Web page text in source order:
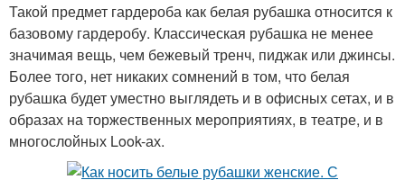
Такой предмет гардероба как белая рубашка относится к
базовому гардеробу. Классическая рубашка не менее
значимая вещь, чем бежевый тренч, пиджак или джинсы.
Более того, нет никаких сомнений в том, что белая
рубашка будет уместно выглядеть и в офисных сетах, и в
образах на торжественных мероприятиях, в театре, и в
многослойных Look-ах.